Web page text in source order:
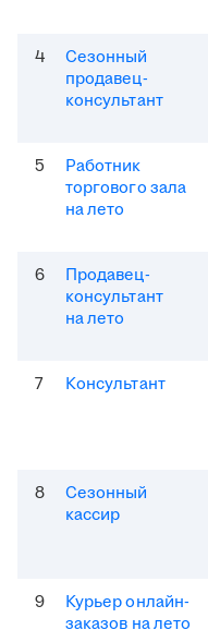
4
Сезонный
продавец-
консультант
5
Работник
торгового зала
на лето
6
Продавец-
консультант
на лето
7 Консультант
8
Сезонный
кассир
9
Курьер онлайн-
заказов на лето